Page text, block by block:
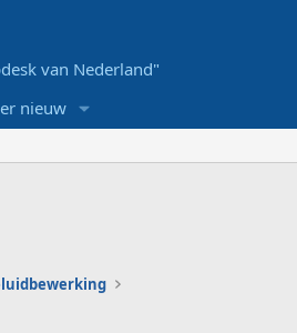
van Nederland"
nieuw